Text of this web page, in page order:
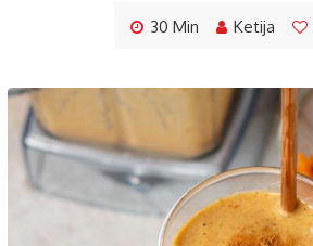
30 Min Ketija